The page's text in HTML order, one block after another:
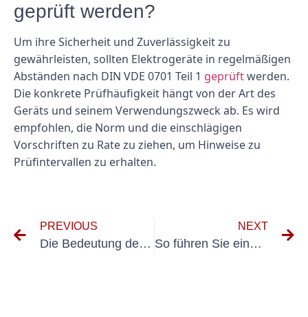
geprüft werden?
Um ihre Sicherheit und Zuverlässigkeit zu
gewährleisten, sollten Elektrogeräte in regelmäßigen
Abständen nach DIN VDE 0701 Teil 1 geprüftwerden.
Die konkrete Prüfhäufigkeit hängt von der Art des
Geräts und seinem Verwendungszweck ab. Es wird
empfohlen, die Norm und die einschlägigen
Vorschriften zu Rate zu ziehen, um Hinweise zu
Prüfintervallen zu erhalten.
PREVIOUS
Die Bedeutung der VDE-Prüfung für die Gewährleistung der elektrischen Sicherheit: Erkundung von Kostenoptionen
NEXT
So führen Sie eine gründliche Kettenzugprüfung durch: Eine Schritt-für-Schritt-Anleitung